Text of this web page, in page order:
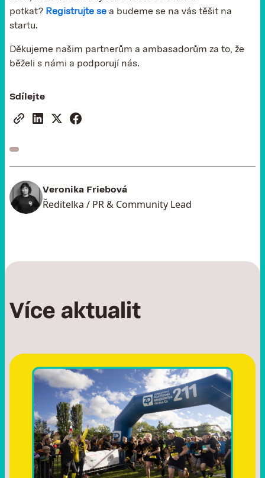
potkat? Registrujte se a budeme se na vás těšit na
startu.
Děkujeme našim partnerům a ambasadorům za to, že
běželi s námi a podporují nás.
Sdílejte
Veronika Friebová
Ředitelka / PR & Community Lead
Více aktualit